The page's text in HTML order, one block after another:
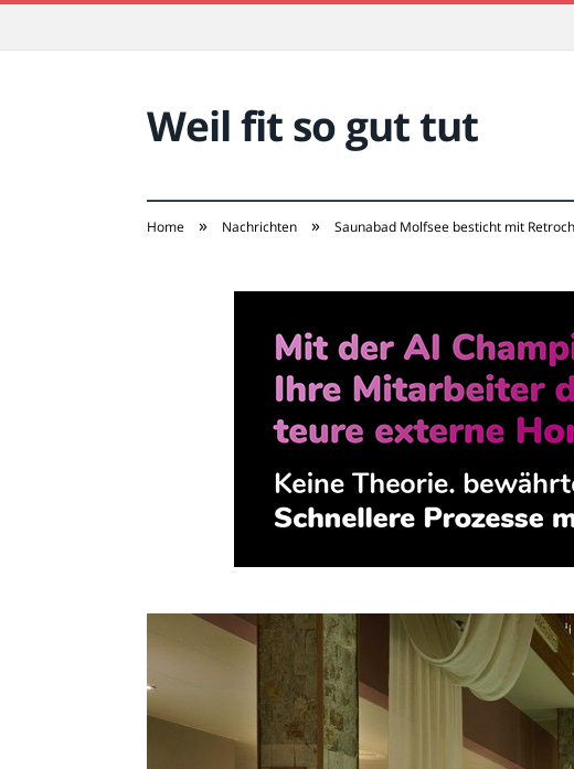
Weil fit so gut tut
Home » Nachrichten » Saunabad Molfsee besticht mit